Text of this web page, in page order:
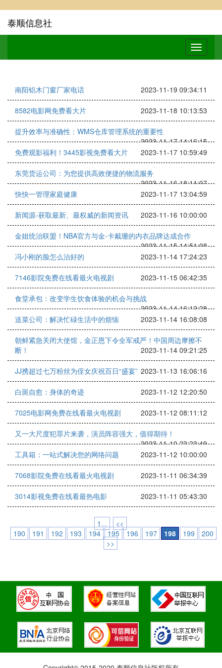
泰顺信息社
南阳铝木门窗厂家电话 2023-11-19 09:34:11
8582电影网免费看大片 2023-11-18 10:13:53
提升效率与准确性：WMS仓库管理系统的重要性
2023-11-17 14:16:15
免费观影福利！3445影视免费看大片
2023-11-17 10:59:49
东莞货运公司：为您提供高效便捷的物流服务
2023-11-16 18:11:07
快快一管理家庭健康
2023-11-17 13:04:59
新闻源-获取最新、最权威的新闻资讯 2023-11-16 10:00:00
金姐统治联盟！NBA官方与金-卡戴珊的内衣品牌达成合作
2023-11-15 14:51:08
冯小刚的脸怎么治好的
2023-11-14 17:24:23
7146影院免费在线看最火电视剧 2023-11-15 06:42:35
食堂承包：改变学生饮食体验的机会与挑战
2023-11-14 16:12:28
送菜公司：解决忙碌生活中的烦恼
2023-11-14 16:08:08
朝鲜紧急关闭大使馆，金正恩下令全军戒严！中国周边摩擦不
断！
2023-11-14 09:21:25
JJ携超过七万粉丝为侄女庆祝百日“盛宴” 2023-11-13 16:06:16
白斑自愈：身体的奇迹 2023-11-12 12:20:50
7025电影网免费在线看最火电视剧 2023-11-12 08:11:12
又一大尺度犯罪片来袭，演员阵容强大，值得期待！
2023-11-10 23:23:49
工具箱：一站式解决您的网络问题
2023-11-12 10:00:00
7068影院免费在线看最火电视剧 2023-11-11 06:34:39
3014影视免费在线看最热电影 2023-11-11 05:43:30
1...
<<
190
191 192 193 194 195 196 197 198 199
200
>>